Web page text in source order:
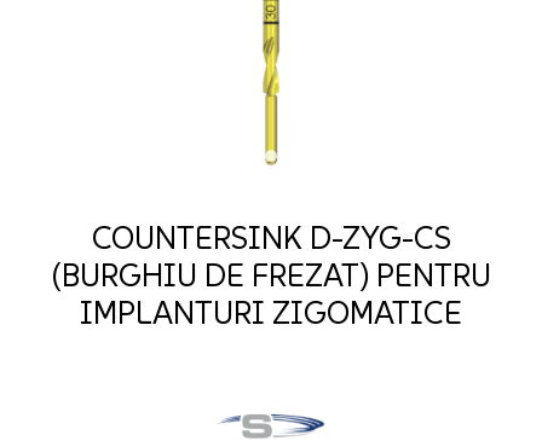
COUNTERSINK D-ZYG-CS
(BURGHIU DE FREZAT) PENTRU
IMPLANTURI ZIGOMATICE